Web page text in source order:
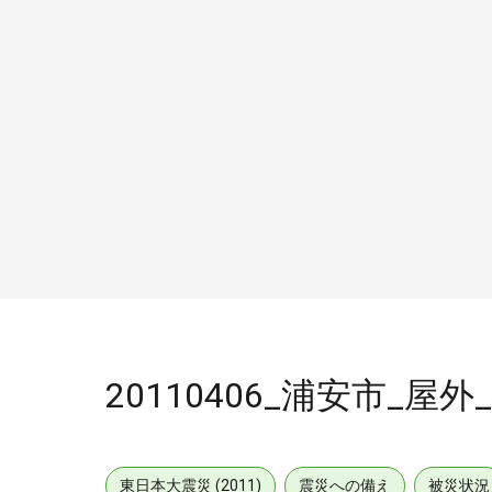
20110406_浦安市_屋外
東日本大震災 (2011) 震災への備え 被災状況